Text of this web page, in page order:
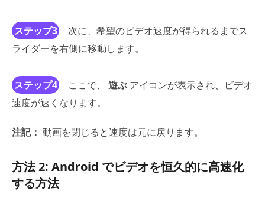
ステップ3
次に、希望のビデオ速度が得られるまでス
ライダーを右側に移動します。
ステップ4 ここで、 遊ぶ アイコンが表示され、ビデオ
速度が速くなります。
注記： 動画を閉じると速度は元に戻ります。
方法 2: Android でビデオを恒久的に高速化
する方法